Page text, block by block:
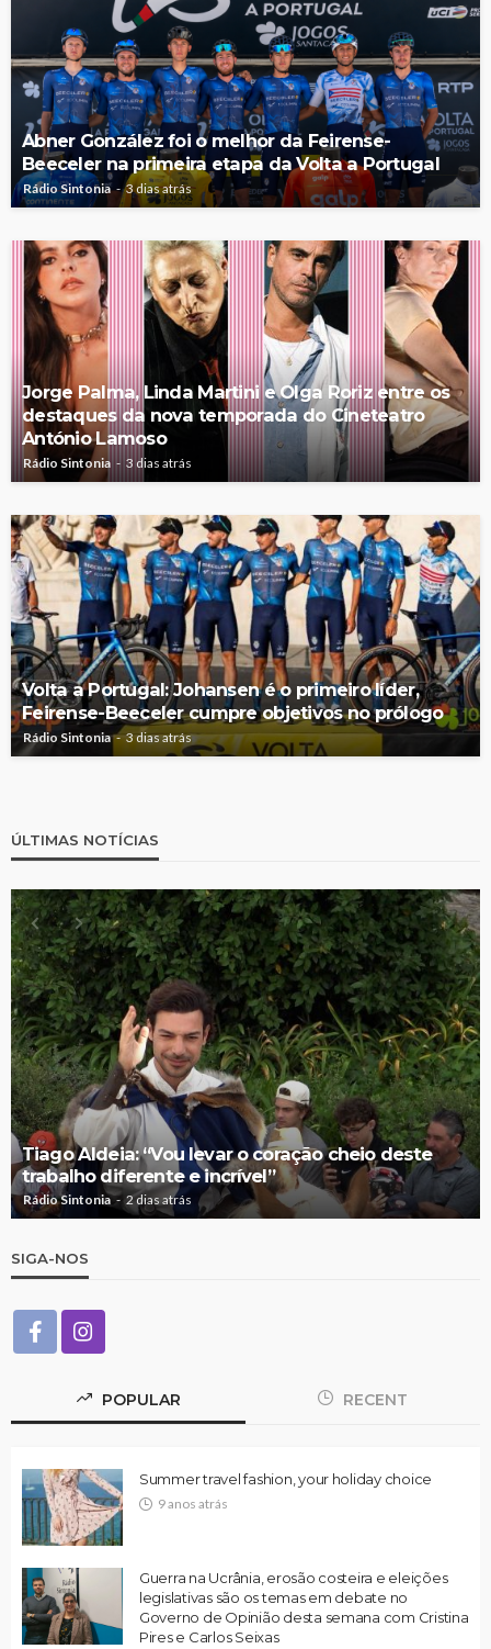
Abner González foi o melhor da Feirense-
Beeceler na primeira etapa da Volta a Portugal
Rádio Sintonia 3 dias atrás
Jorge Palma, Linda Martini e Olga Roriz entre os
destaques da nova temporada do Cineteatro
António Lamoso
Rádio Sintonia 3 dias atrás
Volta a Portugal: Johansen é o primeiro líder,
Feirense-Beeceler cumpre objetivos no prólogo
Rádio Sintonia 3 dias atrás
ÚLTIMAS NOTÍCIAS
Tiago Aldeia: “Vou levar o coração cheio deste
trabalho diferente e incrível”
Rádio Sintonia 2 dias atrás
SIGA-NOS
POPULAR RECENT
Summer travel fashion, your holiday choice
9 anos atrás
Guerra na Ucrânia, erosão costeira e eleições
legislativas são os temas em debate no
Governo de Opinião desta semana com Cristina
Pires e Carlos Seixas